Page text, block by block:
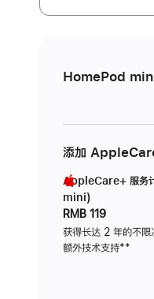
HomePod
添加
AppleCare+ 服务
mini)
RMB 119
获得长达 2 年的不限
额外技术支持脚
**